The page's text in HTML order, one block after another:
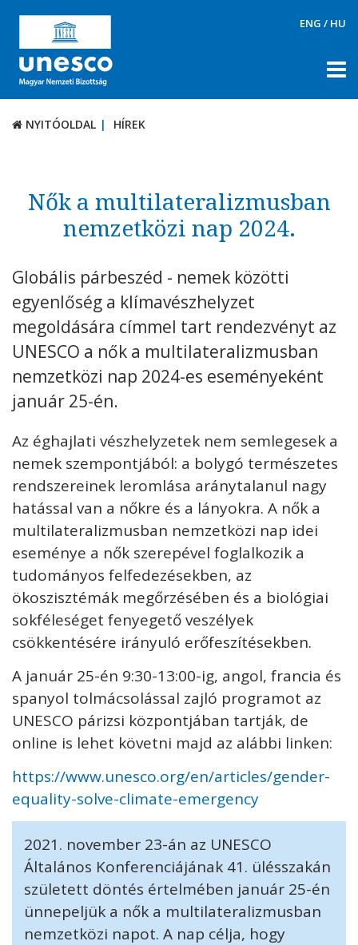
ENG / HU
NYITÓOLDAL HÍREK
TÉMÁK
DOKUMENTUMTÁR
KAPCSOLAT
Kövess minket
RSS
NYITÓOLDAL HÍREK
Nők a multilateralizmusban
nemzetközi nap 2024.
Globális párbeszéd - nemek közötti
egyenlőség a klímavészhelyzet
megoldására címmel tart rendezvényt az
UNESCO a nők a multilateralizmusban
nemzetközi nap 2024-es eseményeként
január 25-én.
Az éghajlati vészhelyzetek nem semlegesek a
nemek szempontjából: a bolygó természetes
rendszereinek leromlása aránytalanul nagy
hatással van a nőkre és a lányokra. A nők a
multilateralizmusban nemzetközi nap idei
eseménye a nők szerepével foglalkozik a
tudományos felfedezésekben, az
ökoszisztémák megőrzésében és a biológiai
sokféleséget fenyegető veszélyek
csökkentésére irányuló erőfeszítésekben.
A január 25-én 9:30-13:00-ig, angol, francia és
spanyol tolmácsolással zajló programot az
UNESCO párizsi központjában tartják, de
online is lehet követni majd az alábbi linken:
https://www.unesco.org/en/articles/gender-
equality-solve-climate-emergency
2021. november 23-án az UNESCO
Általános Konferenciájának 41. ülésszakán
született döntés értelmében január 25-én
ünnepeljük a nők a multilateralizmusban
nemzetközi napot. A nap célja, hogy